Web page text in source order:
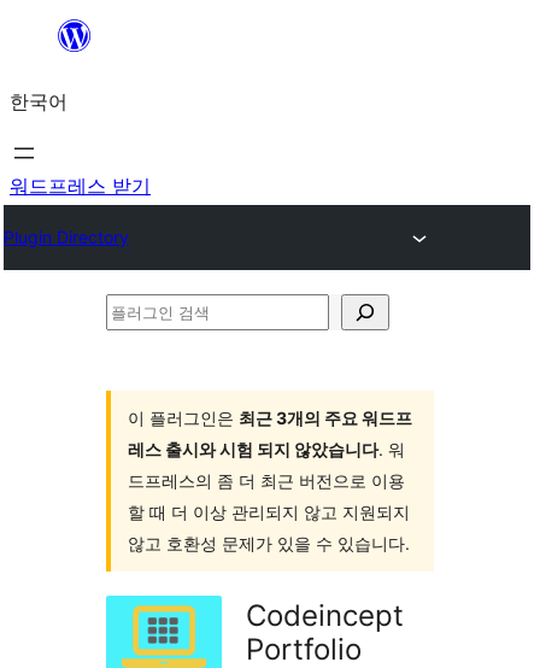
츠
로
바
가
한국어
워드프레스 받기
Plugin Directory
플
이 플러그인은 최근 3개의 주요 워드프
레스 출시와 시험 되지 않았습니다. 워
드프레스의 좀 더 최근 버전으로 이용
할 때 더 이상 관리되지 않고 지원되지
않고 호환성 문제가 있을 수 있습니다.
Codeincept
Portfolio